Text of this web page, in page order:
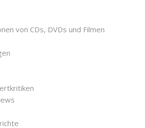
von CDs, DVDs und Filmen